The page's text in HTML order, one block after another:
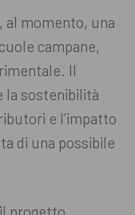
al momento, una
campane,
Il
la sostenibilità
e l’impatto
di una possibile
progetto